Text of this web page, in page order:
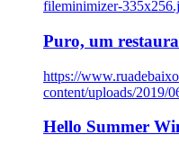
fileminimizer-
Puro, um
https://
content/uploads/2019/
Hello Summer